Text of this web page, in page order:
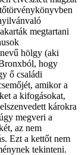
megtartani
hölgy (aki
hogy
ő családi
amikor a
a kifogásokat,
károkra
megveri a
az nem
Ezt a kettőt nem
tekinteni.